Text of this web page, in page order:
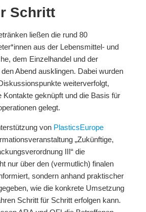
Schritt
ließen die rund 80
aus der Lebensmittel- und
dem Einzelhandel und der
Abend ausklingen. Dabei wurden
weiterverfolgt,
Kontakte geknüpft und die Basis für
gelegt.
von PlasticsEurope
„Zukünftige,
III“ die
nur über den (vermutlich) finalen
sondern anhand praktischer
wie die konkrete Umsetzung
Schritt für Schritt erfolgen kann.